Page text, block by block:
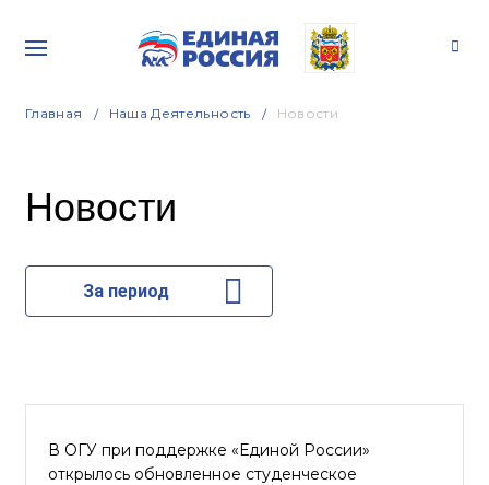
Главная Наша Деятельность Новости
Новости
За период
В ОГУ при поддержке «Единой России»
открылось обновленное студенческое